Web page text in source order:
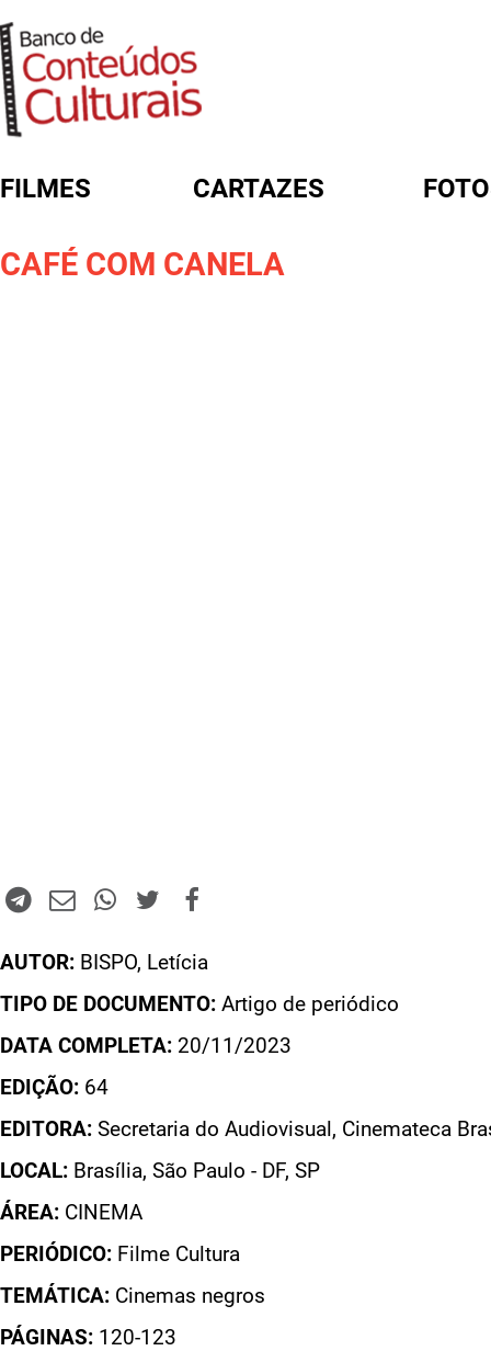
FILMES CARTAZES
CAFÉ COM CANELA
AUTOR: BISPO, Letícia
TIPO DE DOCUMENTO: Artigo de periódico
DATA COMPLETA: 20/11/2023
EDIÇÃO: 64
EDITORA: Secretaria do Audiovisual, Cinemateca
LOCAL: Brasília, São Paulo - DF, SP
ÁREA: CINEMA
PERIÓDICO: Filme Cultura
TEMÁTICA: Cinemas negros
PÁGINAS: 120-123
FORMULÁRIO DE BUSCA